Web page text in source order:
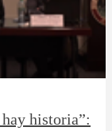
historia”: